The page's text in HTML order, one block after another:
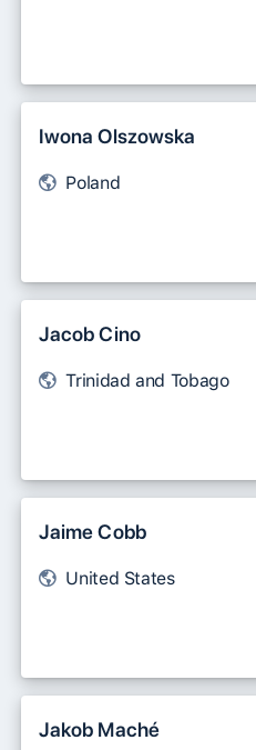
Iwona Olszowska
Poland
Jacob Cino
Trinidad and Tobago
Jaime Cobb
United States
Jakob Maché